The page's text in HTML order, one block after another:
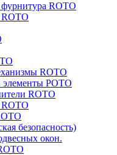
фурнитура ROTO
ROTO
РОТО
ROTO
ROTO
безопасность)
окон.